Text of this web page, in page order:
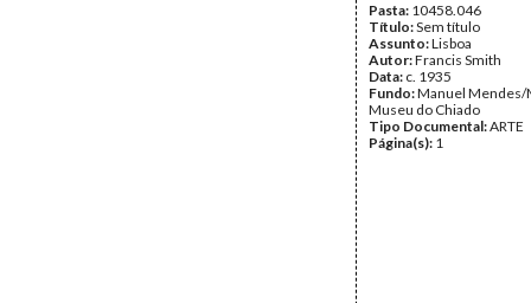
Pasta: 10458.046
Título:Sem título
Assunto:Lisboa
Autor:Francis Smith
Data: c. 1935
Fundo:Manuel Mendes/
Museu do Chiado
Tipo Documental:ARTE
Página(s): 1